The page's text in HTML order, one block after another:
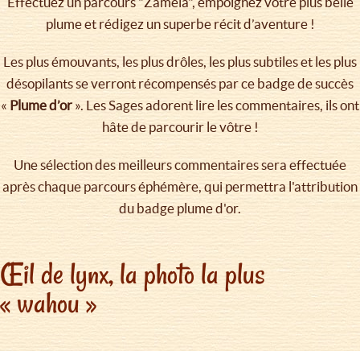
plume et rédigez un superbe récit d’aventure !
Les plus émouvants, les plus drôles, les plus subtiles et les plus
désopilants se verront récompensés par ce badge de succès
« Plume d’or ». Les Sages adorent lire les commentaires, ils ont
hâte de parcourir le vôtre !
Une sélection des meilleurs commentaires sera effectuée
après chaque parcours éphémère, qui permettra l'attribution
du badge plume d'or.
Œil de lynx, la photo la plus
« wahou »